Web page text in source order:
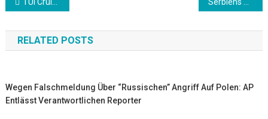
Navigation
RELATED POSTS
Wegen Falschmeldung Über “russischen” Angriff Auf Polen: AP
Entlässt Verantwortlichen Reporter